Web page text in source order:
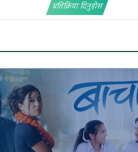
प्रतिक्रिया दिनुहोस